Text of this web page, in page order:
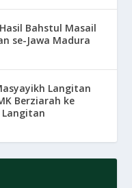
Bahstul Masail
se-Jawa Madura
Langitan
Berziarah ke